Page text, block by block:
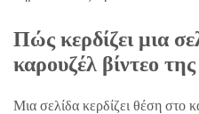
Πώς κερδίζει μια
καρουζέλ βίντεο
Μια σελίδα κερδίζει θέση στο